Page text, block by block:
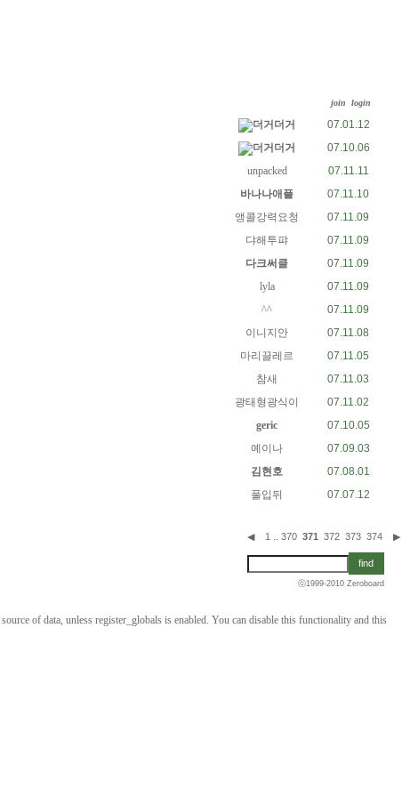
join login
더거더거
07.01.12
더거더거
07.10.06
unpacked
07.11.11
바나나애플
07.11.10
앵콜강력요청
07.11.09
댜해투퍄
07.11.09
다크써클
07.11.09
lyla
07.11.09
^^
07.11.09
이니지안
07.11.08
마리끌레르
07.11.05
참새
07.11.03
광태형광식이
07.11.02
geric
07.10.05
예이나
07.09.03
김현호
07.08.01
풀입뒤 07.07.12
◀ 1 370 371 372 373 374 ▶
ⓒ1999-2010 Zeroboard
of data, unless register_globals is enabled. You can disable this functionality and this